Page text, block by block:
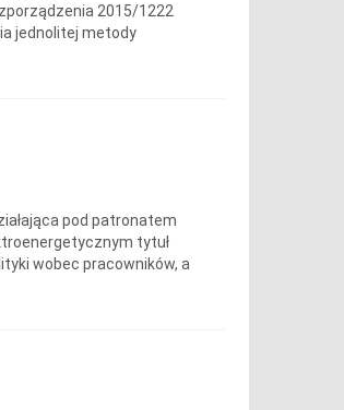
2015/1222
jednolitej metody
pod patronatem
tytuł
wobec pracowników, a